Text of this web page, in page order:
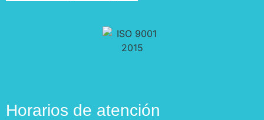
Horarios de atención